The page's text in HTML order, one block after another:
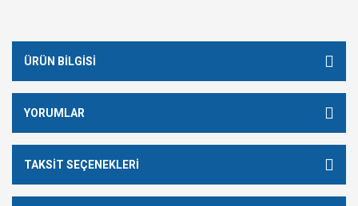
ÜRÜN BILGISI
YORUMLAR
TAKSIT SEÇENEKLERI